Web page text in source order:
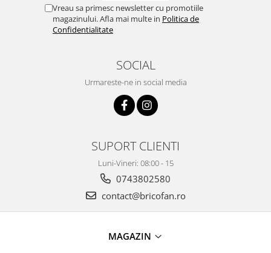
Aragaze, plite, piese butelii de
Accesorii aragaze & butelii
Pirostrii si accesorii pentru gatit
Corpuri de iluminat
Lampi solare
Vreau sa primesc newsletter cu promotiile
magazinului. Afla mai multe in Politica de
Confidentialitate
SOCIAL
Urmareste-ne in social media
SUPORT CLIENTI
Luni-Vineri: 08:00 - 15
0743802580
contact@bricofan.ro
MAGAZIN